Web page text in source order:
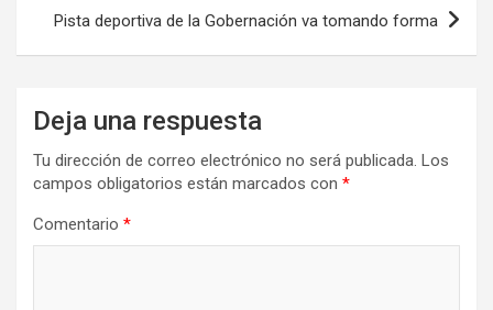
Pista deportiva de la Gobernación va tomando forma
Deja una respuesta
Tu dirección de correo electrónico no será publicada. Los
campos obligatorios están marcados con *
Comentario *